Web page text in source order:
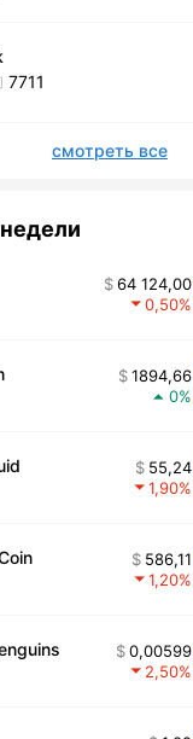
7711
смотреть все
64 124,00
0,50
1894,66
0
55,24
1,90
586,11
1,20
0,00599
2,50